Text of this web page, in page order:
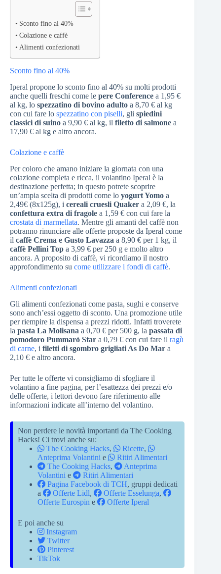
Sconto fino al 40%
Colazione e caffè
Alimenti confezionati
Sconto fino al 40%
Iperal propone lo sconto fino al 40% su molti prodotti
anche quelli freschi come le pere Conference a 1,95 €
al kg, lo spezzatino di bovino adulto a 8,70 € al kg
con cui fare lo spezzatino con piselli, gli spiedini
classici di suino a 9,90 € al kg, il filetto di salmone a
17,90 € al kg e altro ancora.
Colazione e caffè
Per coloro che amano iniziare la giornata con una
colazione completa e ricca, il volantino Iperal è la
destinazione perfetta; in questo potrete scoprire
un’ampia scelta di prodotti come lo yogurt Yomo a
2,49€ (8x125g), i cereali cruesli Quaker a 2,09 €, la
confettura extra di fragole a 1,59 € con cui fare la
crostata di marmellata. Mentre gli amanti del caffè non
potranno rinunciare alle offerte proposte da Iperal come
il caffè Crema e Gusto Lavazza a 8,90 € per 1 kg, il
caffè Pellini Top a 3,99 € per 250 g e molto altro
ancora. A proposito di caffè, vi ricordiamo il nostro
approfondimento su come utilizzare i fondi di caffè.
Alimenti confezionati
Gli alimenti confezionati come pasta, sughi e conserve
sono anch’essi oggetto di sconto. Una promozione utile
per riempire la dispensa a prezzi ridotti. Infatti troverete
la pasta La Molisana a 0,70 € per 500 g, la passata di
pomodoro Pummarò Star a 0,79 € con cui fare il ragù
di carne, i filetti di sgombro grigliati As Do Mar a
2,10 € e altro ancora.
Per tutte le offerte vi consigliamo di sfogliare il
volantino a fine pagina, per l’esattezza dei prezzi e/o
delle offerte, i lettori devono fare riferimento alle
informazioni indicate all’interno del volantino.
Non perdere le novità importanti da The Cooking
Hacks! Ci trovi anche su:
The Cooking Hacks, Ricette,
Anteprima Volantini e
Ritiri Alimentari
The Cooking Hacks,
Anteprima
Volantini e
Ritiri Alimentari
Pagina Facebook di TCH, gruppi dedicati
a
Offerte Lidl, Offerte Esselunga,
Offerte Eurospin e Offerte Iperal
E poi anche su
Instagram
Twitter
Pinterest
TikTok